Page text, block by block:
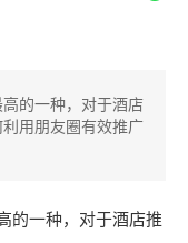
的一种，对于酒店
用朋友圈有效推广
的一种，对于酒店推